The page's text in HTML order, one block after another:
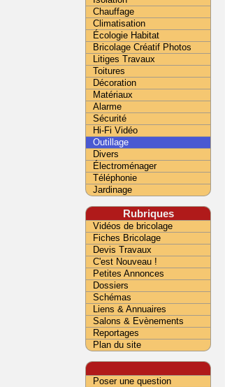
Chauffage
Climatisation
Écologie Habitat
Bricolage Créatif Photos
Litiges Travaux
Toitures
Décoration
Matériaux
Alarme
Sécurité
Hi-Fi Vidéo
Outillage
Divers
Électroménager
Téléphonie
Jardinage
Rubriques
Vidéos de bricolage
Fiches Bricolage
Devis Travaux
C'est Nouveau !
Petites Annonces
Dossiers
Schémas
Liens & Annuaires
Salons & Evènements
Reportages
Plan du site
Poser une question